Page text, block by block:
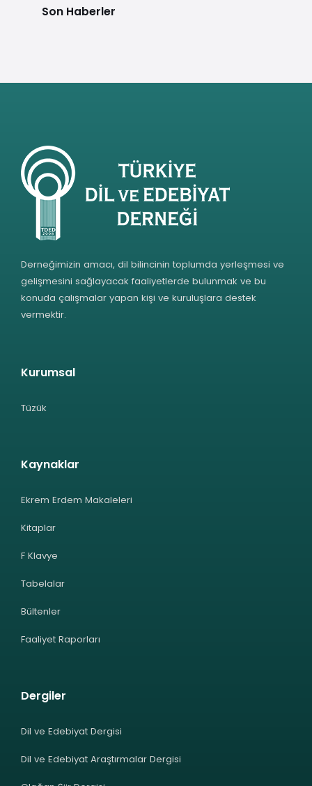
Son Haberler
Derneğimizin amacı, dil bilincinin toplumda yerleşmesi ve
gelişmesini sağlayacak faaliyetlerde bulunmak ve bu
konuda çalışmalar yapan kişi ve kuruluşlara destek
vermektir.
Kurumsal
Tüzük
Kaynaklar
Ekrem Erdem Makaleleri
Kitaplar
F Klavye
Tabelalar
Bültenler
Faaliyet Raporları
Dergiler
Dil ve Edebiyat Dergisi
Dil ve Edebiyat Araştırmalar Dergisi